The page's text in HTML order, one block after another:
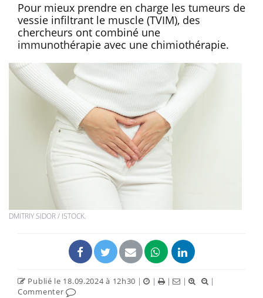
Pour mieux prendre en charge les tumeurs de
vessie infiltrant le muscle (TVIM), des
chercheurs ont combiné une
immunothérapie avec une chimiothérapie.
DMITRIY SIDOR / ISTOCK.
Publié le 18.09.2024 à 12h30 | | | |
|
Commenter